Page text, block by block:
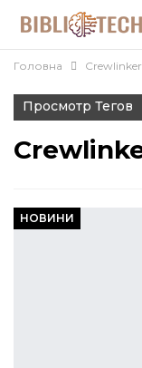
Головна Crewlinker
Просмотр Тегов
НОВИНИ